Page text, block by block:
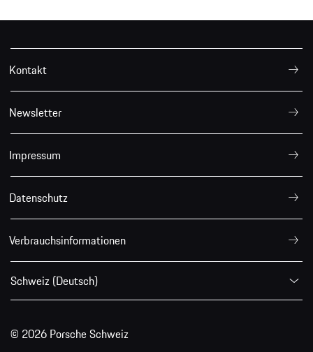
Kontakt
Newsletter
Impressum
Datenschutz
Verbrauchsinformationen
Schweiz (Deutsch)
© 2026 Porsche Schweiz